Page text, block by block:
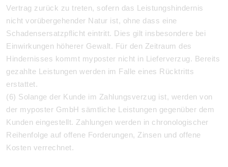
Vertrag zurück zu treten, sofern das Leistungshindernis
nicht vorübergehender Natur ist, ohne dass eine
Schadensersatzpflicht eintritt. Dies gilt insbesondere bei
Einwirkungen höherer Gewalt. Für den Zeitraum des
Hindernisses kommt myposter nicht in Lieferverzug. Bereits
gezahlte Leistungen werden im Falle eines Rücktritts
erstattet.
(6) Solange der Kunde im Zahlungsverzug ist, werden von
der myposter GmbH sämtliche Leistungen gegenüber dem
Kunden eingestellt. Zahlungen werden in chronologischer
Reihenfolge auf offene Forderungen, Zinsen und offene
Kosten verrechnet.